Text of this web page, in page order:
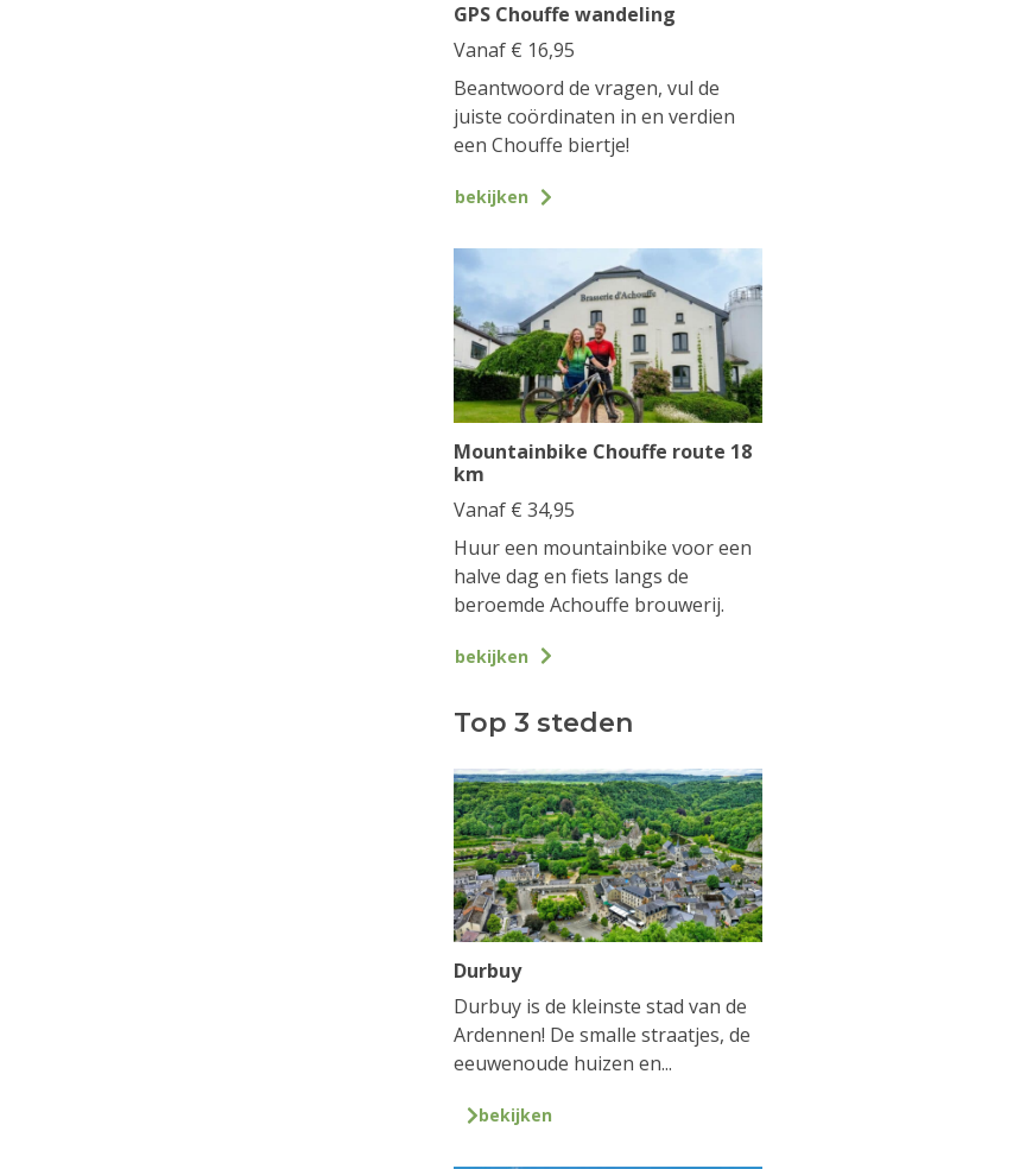
GPS Chouffe wandeling
Vanaf € 16,95
Beantwoord de vragen, vul de
juiste coördinaten in en verdien
een Chouffe biertje!
bekijken
Mountainbike Chouffe route 18
km
Vanaf € 34,95
Huur een mountainbike voor een
halve dag en fiets langs de
beroemde Achouffe brouwerij.
bekijken
Top 3 steden
Durbuy
Durbuy is de kleinste stad van de
Ardennen! De smalle straatjes, de
eeuwenoude huizen en...
bekijken